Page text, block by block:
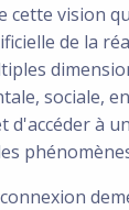
cette vision
de la
sociale,
d'accéder à